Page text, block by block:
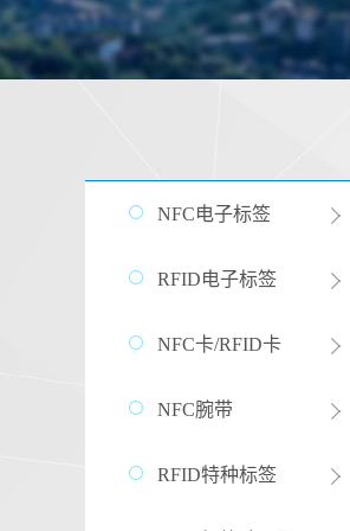
NFC电子标签
RFID电子标签
NFC卡/RFID卡
NFC腕带
RFID特种标签